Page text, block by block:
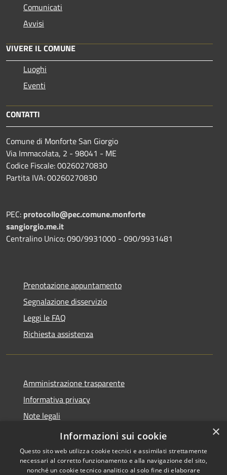
Comunicati
Avvisi
VIVERE IL COMUNE
Luoghi
Eventi
CONTATTI
Comune di Monforte San Giorgio
Via Immacolata, 2 - 98041 - ME
Codice Fiscale: 00260270830
Partita IVA: 00260270830
PEC: protocollo@pec.comune.monforte
sangiorgio.me.it
Centralino Unico: 090/9931000 - 090/9931481
Prenotazione appuntamento
Segnalazione disservizio
Leggi le FAQ
Richiesta assistenza
Amministrazione trasparente
Informativa privacy
Note legali
Dichiarazione di accessibilità
×
Informazioni sui cookie
Questo sito web utilizza cookie tecnici e assimilati strettamente
necessari al corretto funzionamento e alla navigazione del sito,
nonché un cookie tecnico analitico al solo fine di elaborare